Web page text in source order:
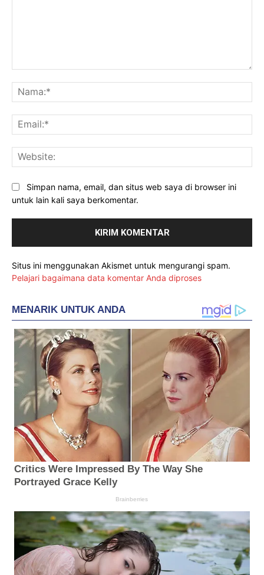
Simpan nama, email, dan situs web saya di browser ini
untuk lain kali saya berkomentar.
Situs ini menggunakan Akismet untuk mengurangi spam.
Pelajari bagaimana data komentar Anda diproses